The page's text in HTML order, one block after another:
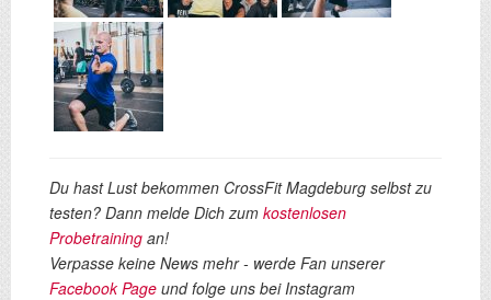
Du hast Lust bekommen CrossFit Magdeburg selbst zu
testen? Dann melde Dich zum kostenlosen
Probetraining an!
Verpasse keine News mehr - werde Fan unserer
Facebook Page und folge uns bei Instagram